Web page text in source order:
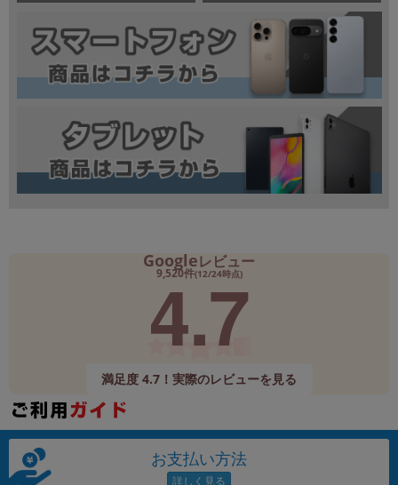
Googleレビュー
9,520件(12/24時点)
4.7
満足度 4.7！実際のレビューを見る
お支払い方法